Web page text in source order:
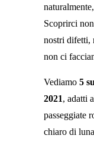
Scoprirci
nostri difetti,
non ci
Vediamo 5
2021, adatti
passeggiate
chiaro di